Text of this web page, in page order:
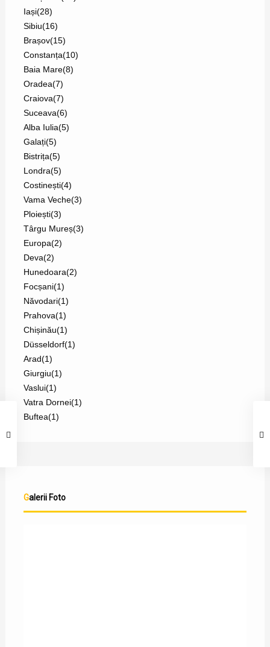
Iași(28)
Sibiu(16)
Brașov(15)
Constanța(10)
Baia Mare(8)
Oradea(7)
Craiova(7)
Suceava(6)
Alba Iulia(5)
Galați(5)
Bistrița(5)
Londra(5)
Costinești(4)
Vama Veche(3)
Ploiești(3)
Târgu Mureș(3)
Europa(2)
Deva(2)
Hunedoara(2)
Focșani(1)
Năvodari(1)
Prahova(1)
Chișinău(1)
Düsseldorf(1)
Arad(1)
Giurgiu(1)
Vaslui(1)
Vatra Dornei(1)
Buftea(1)
Galerii Foto